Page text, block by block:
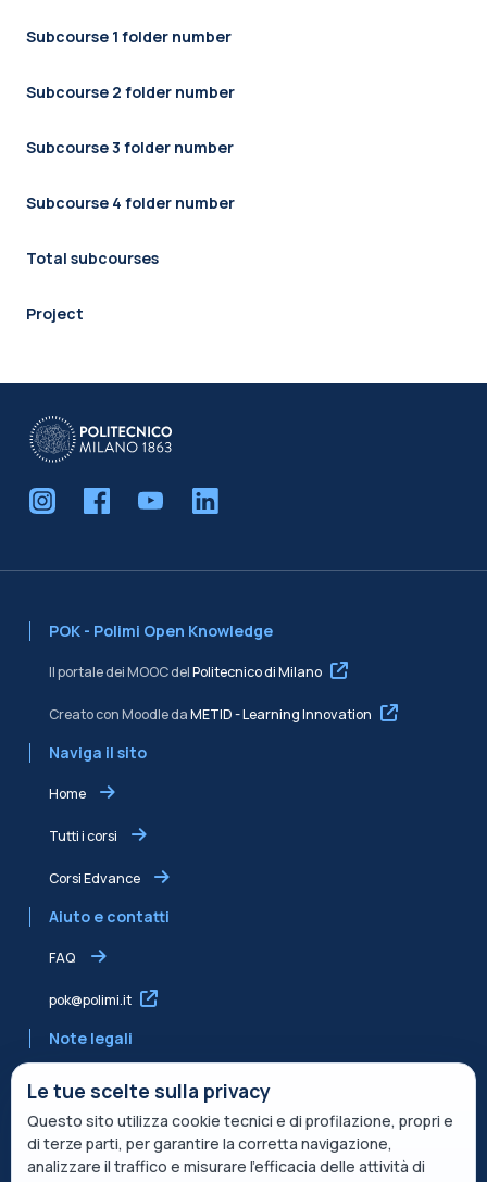
Subcourse 1 folder number
Subcourse 2 folder number
Subcourse 3 folder number
Subcourse 4 folder number
Total subcourses
Project
POK - Polimi Open Knowledge
Il portale dei MOOC delPolitecnico di Milano
Creato con Moodle daMETID - Learning Innovation
Naviga il sito
Home
Tutti i corsi
Corsi Edvance
Aiuto e contatti
FAQ
pok@polimi.it
Note legali
Informativa condivisa Edvance per il trattamento dei dati
Termini di servizio
Le tue scelte sulla privacy
Questo sito utilizza cookie tecnici e di profilazione, propri e
di terze parti, per garantire la corretta navigazione,
analizzare il traffico e misurare l’efficacia delle attività di